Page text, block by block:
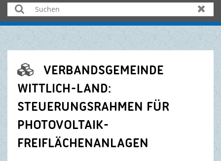
HOME
AKTUELLES
WIRTSCHAFT
BILDUNG & KULTUR
Suchen

VERBANDSGEMEINDE
WITTLICH-LAND:
STEUERUNGSRAHMEN FÜR
PHOTOVOLTAIK-
FREIFLÄCHENANLAGEN